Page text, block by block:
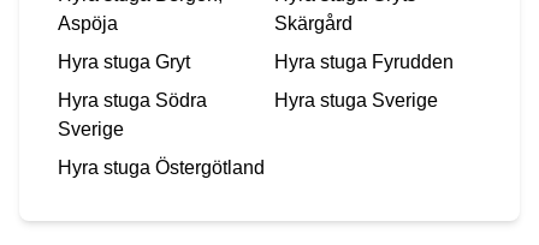
Aspöja
Skärgård
Hyra stuga Gryt Hyra stuga Fyrudden
Hyra stuga Södra
Sverige
Hyra stuga Sverige
Hyra stuga Östergötland